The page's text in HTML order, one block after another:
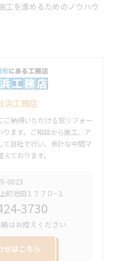
工を進めるためのノウハウ
浜工務店
納得いただける窓リフォー
ます。ご相談から施工、ア
て自社で行い、余計な中間マ
ております。
0023
町池田１７７０−１
3730
はお控えください
せはこちら